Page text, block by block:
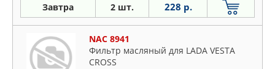
Завтра 2 шт. 228 р.
NAC 8941
Фильтр масляный для LADA VESTA
CROSS